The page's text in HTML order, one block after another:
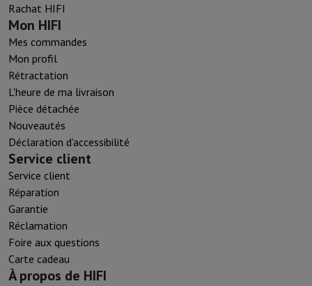
Rachat HIFI
Mon HIFI
Mes commandes
Mon profil
Rétractation
L'heure de ma livraison
Pièce détachée
Nouveautés
Déclaration d'accessibilité
Service client
Service client
Réparation
Garantie
Réclamation
Foire aux questions
Carte cadeau
À propos de HIFI